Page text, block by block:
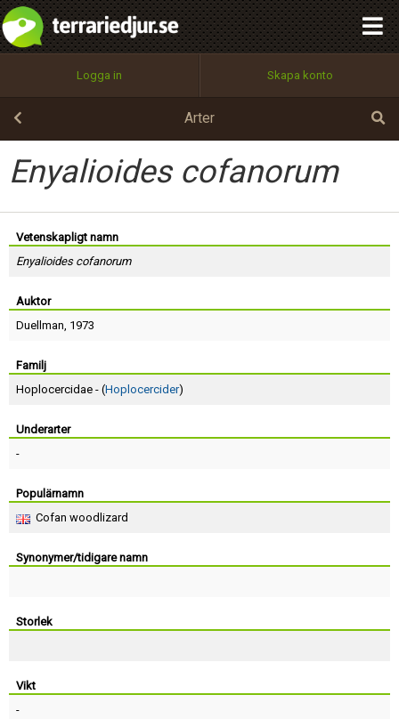
Logga in Skapa konto
Arter
Enyalioides cofanorum
Vetenskapligt namn
Enyalioides cofanorum
Auktor
Duellman, 1973
Familj
Hoplocercidae - (Hoplocercider)
Underarter
-
Populärnamn
Cofan woodlizard
Synonymer/tidigare namn
Storlek
Vikt
-
Utför
100%
OK
integritetspolicy
Namn:
Epost:
Användarnamn:
Lösenord:
Terms of Service
Skapa konto
Begär nytt lösenord
Tillbaka till förstasidan